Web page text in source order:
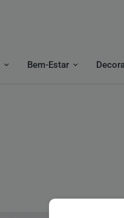
Bem-Estar